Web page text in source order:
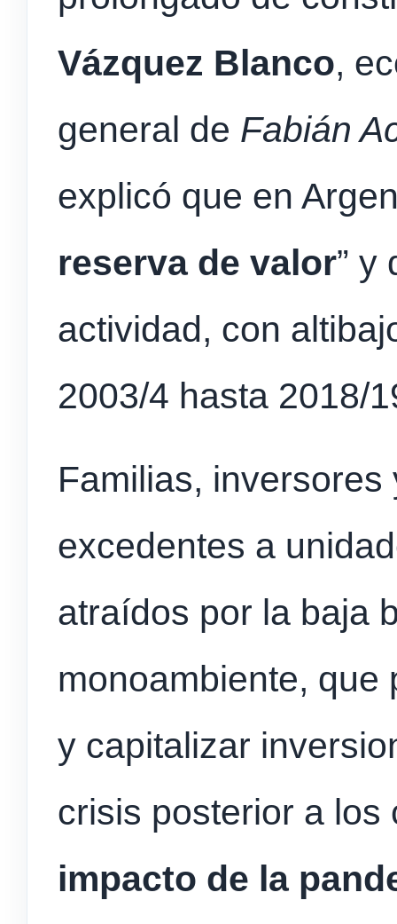
Vázquez Blanco,
general de Fabián
explicó que en
reserva de valor” y
actividad, con
2003/4 hasta 2018/
Familias,
excedentes a
atraídos por la baja
monoambiente, que
y capitalizar
crisis posterior a
impacto de la